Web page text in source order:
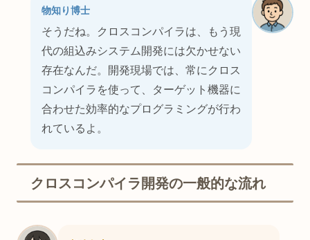
物知り博士
そうだね。クロスコンパイラは、もう現
代の組込みシステム開発には欠かせない
存在なんだ。開発現場では、常にクロス
コンパイラを使って、ターゲット機器に
合わせた効率的なプログラミングが行わ
れているよ。
クロスコンパイラ開発の一般的な流れ